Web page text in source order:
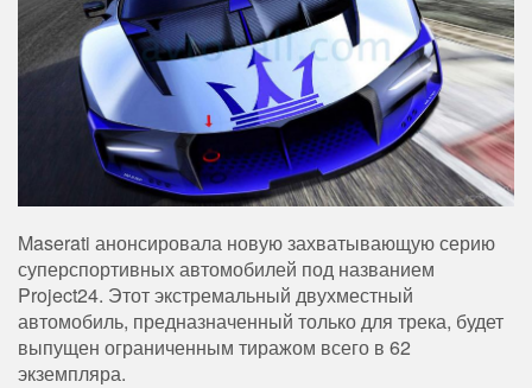
Maserati анонсировала новую захватывающую серию
суперспортивных автомобилей под названием
Project24. Этот экстремальный двухместный
автомобиль, предназначенный только для трека, будет
выпущен ограниченным тиражом всего в 62
экземпляра.